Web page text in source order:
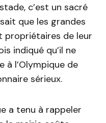
c’est un sacré
que les grandes
propriétaires de leur
indiqué qu’il ne
à l’Olympique de
sérieux.
a tenu à rappeler